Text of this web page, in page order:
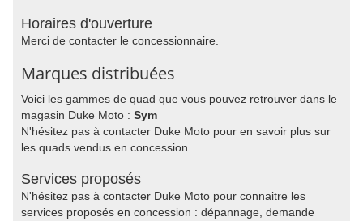
Horaires d'ouverture
Merci de contacter le concessionnaire.
Marques distribuées
Voici les gammes de quad que vous pouvez retrouver dans le
magasin Duke Moto : Sym
N'hésitez pas à contacter Duke Moto pour en savoir plus sur
les quads vendus en concession.
Services proposés
N'hésitez pas à contacter Duke Moto pour connaitre les
services proposés en concession : dépannage, demande